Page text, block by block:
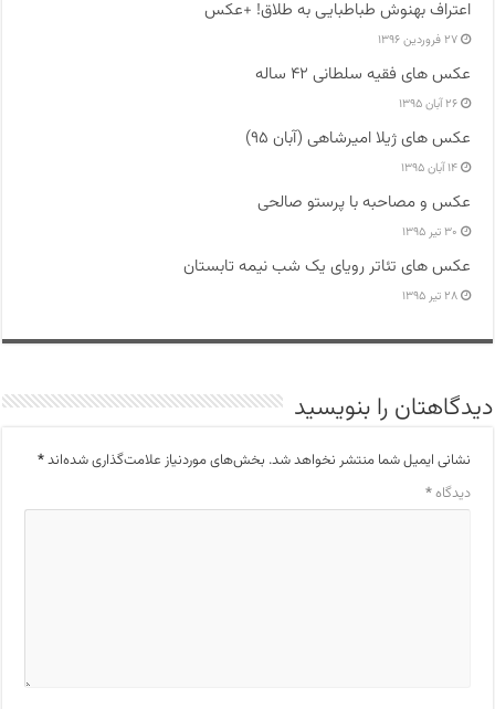
اعتراف بهنوش طباطبایی به طلاق! +عکس
۲۷ فروردین ۱۳۹۶
عکس های فقیه سلطانی ۴۲ ساله
۲۶ آبان ۱۳۹۵
عکس های ژیلا امیرشاهی (آبان ۹۵)
۱۴ آبان ۱۳۹۵
عکس و مصاحبه با پرستو صالحی
۳۰ تیر ۱۳۹۵
عکس های تئاتر رویای یک شب نیمه تابستان
۲۸ تیر ۱۳۹۵
دیدگاهتان را بنویسید
نشانی ایمیل شما منتشر نخواهد شد. بخش‌های موردنیاز علامت‌گذاری شده‌اند*
دیدگاه*